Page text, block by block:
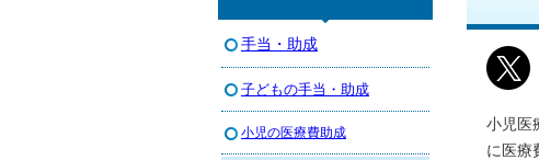
小児医
に医療
手当・助成
子どもの手当・助成
小児の医療費助成